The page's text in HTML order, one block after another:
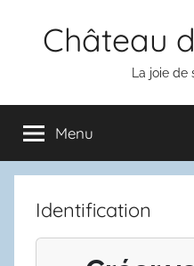
Château
La joie
Menu
Identification